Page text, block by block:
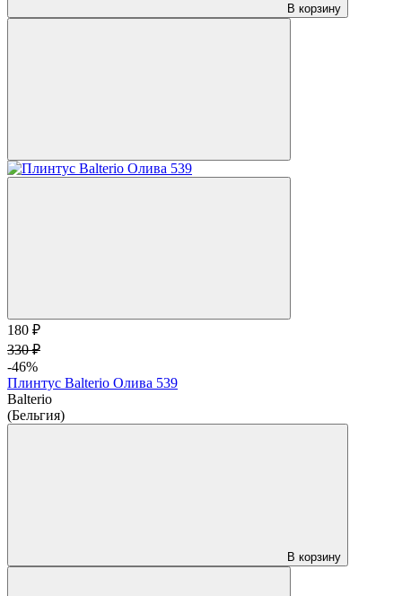
В корзину
180 ₽
330 ₽
-46%
Плинтус Balterio Олива 539
Balterio
(Бельгия)
В корзину